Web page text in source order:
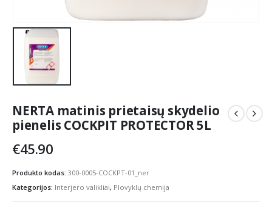
NERTA matinis prietaisų skydelio
pienelis COCKPIT PROTECTOR 5L
€45.90
Produkto kodas: 300-0005-COCKPT-01_ner
Kategorijos: Interjero valikliai, Plovyklų chemija